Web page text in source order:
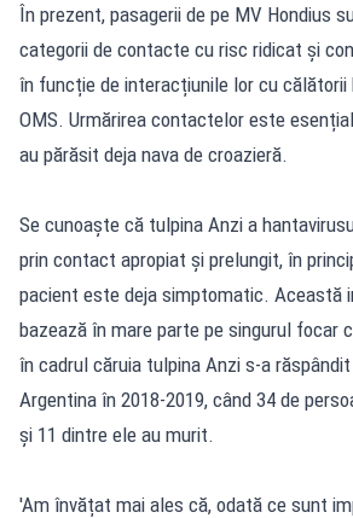
În prezent, pasagerii de pe MV Hondius
categorii de contacte cu risc ridicat și
în funcție de interacțiunile lor cu călătorii
OMS. Urmărirea contactelor este
au părăsit deja nava de croazieră.
Se cunoaște că tulpina Anzi a
prin contact apropiat și prelungit, în
pacient este deja simptomatic. Această
bazează în mare parte pe singurul focar
în cadrul căruia tulpina Anzi s-a
Argentina în 2018-2019, când 34 de
și 11 dintre ele au murit.
'Am învățat mai ales că, odată ce sunt